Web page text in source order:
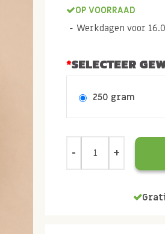
OP VOORRAAD
Werkdagen voor
SELECTEER
250 gram